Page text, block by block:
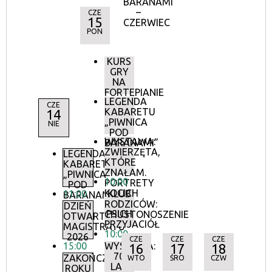
–
CZERWIEC
CZE
14
NIE
LEGENDA
KABARETU
„PIWNICA
POD
BARANAMI”
11:00
DZIEŃ
OTWARTY
MAGISTRATU
2026
15:00
ZAKOŃCZENIE
ROKU
CZE
15
PON
KURS
GRY
NA
FORTEPIANIE
LEGENDA
KABARETU
„PIWNICA
POD
BARANAMI”
WYSTAWA:
ZWIERZĘTA,
KTÓRE
ZNAŁAM.
PORTRETY
KOCICH
I
PSICH
PRZYJACIÓŁ
10:00
KLUB
RODZICÓW:
CHUSTONOSZENIE
10:00
WYSTAWA:
70
LAT
CZE
16
WTO
CZE
17
ŚRO
CZE
18
CZW